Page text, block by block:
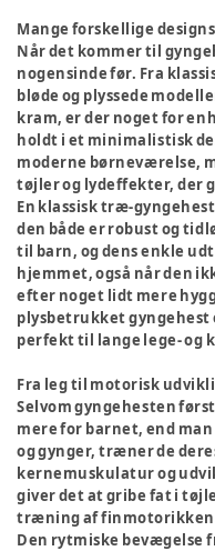
Mange forskellige
Når det kommer til
nogensinde før. Fra
bløde og plyssede
kram, er der noget for
holdt i et minimalistisk
moderne børneværelse,
tøjler og lydeffekter, der
En klassisk træ-
den både er robust og
til barn, og dens enkle
hjemmet, også når den
efter noget lidt mere
plysbetrukket gyngehest
perfekt til lange lege- og
Fra leg til motorisk
Selvom gyngehesten
mere for barnet, end
og gynger, træner de
kernemuskulatur og
giver det at gribe fat i
træning af
Den rytmiske bevægelse